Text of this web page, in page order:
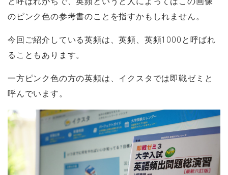
のピンク色の参考書のことを指すかもしれません。
今回ご紹介している英頻は、英頻、英頻1000と呼ばれ
ることもあります。
一方ピンク色の方の英頻は、イクスタでは即戦ゼミと
呼んでいます。